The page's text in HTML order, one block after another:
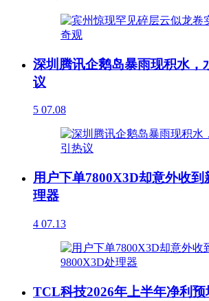
深圳腾讯企鹅岛暴雨现积水，
议
5 07.08
用户下单7800X3D却意外收到
理器
4 07.13
TCL科技2026年上半年净利预